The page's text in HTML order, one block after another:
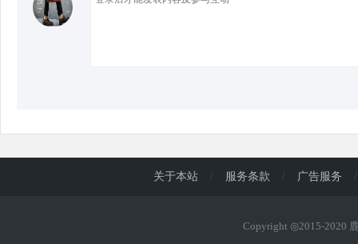
关于本站 / 服务条款 / 广告服务 /
Copyright ◎2015-2020